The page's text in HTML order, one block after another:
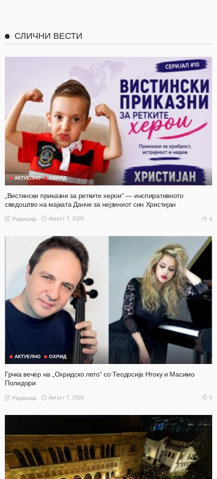
СЛИЧНИ ВЕСТИ
АКТУЕЛНО ОХРИД
„Вистински приказни за ретките херои“ — инспиративното
сведоштво на мајката Данче за нејзиниот син Христијан
Редакција Август 7, 2026 4
АКТУЕЛНО ОХРИД
Грчка вечер на „Охридско лето“ со Теодосија Нтоку и Масимо
Полидори
Редакција Август 7, 2026 6